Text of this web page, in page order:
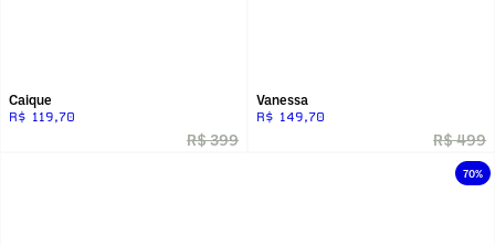
Caique
R$ 119,70
R$ 399
Vanessa
R$ 149,70
R$ 499
70%